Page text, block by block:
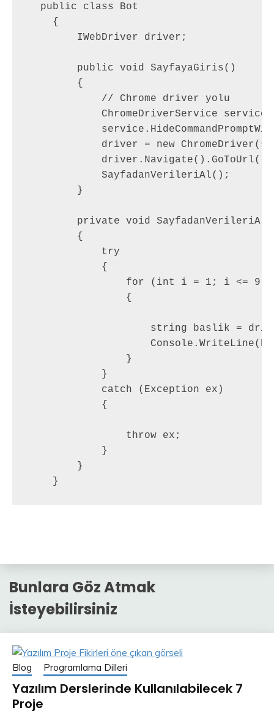
  public class Bot
    {
        IWebDriver driver;
        public void SayfayaGiris()
        {
            // Chrome driver yolu
ChromeDriverService service
driver = new
            SayfadanVerileriAl();
        }
private void
        {
            try
            {
for (int i = 1; i <= 9;
                {
string baslik =
                }
            }
            catch (Exception ex)
            {
                throw ex;
            }
        }
    }
Bunlara Göz Atmak
İsteyebilirsiniz
Blog Programlama Dilleri
Yazılım Derslerinde Kullanılabilecek 7
Proje